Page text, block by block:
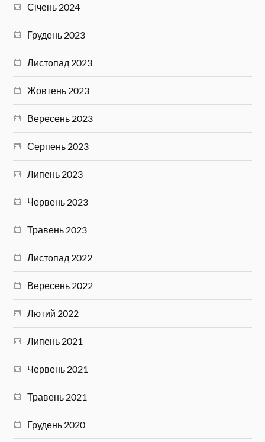
Січень 2024
Грудень 2023
Листопад 2023
Жовтень 2023
Вересень 2023
Серпень 2023
Липень 2023
Червень 2023
Травень 2023
Листопад 2022
Вересень 2022
Лютий 2022
Липень 2021
Червень 2021
Травень 2021
Грудень 2020